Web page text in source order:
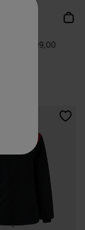
Mex$ 1.199,00
de clientes